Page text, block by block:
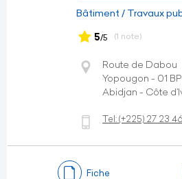
Bâtiment / Travaux
5/5 (1 note)
Route de Dabou
Yopougon - 01
Abidjan - Côte
Tel:(+225) 27 23
Fiche